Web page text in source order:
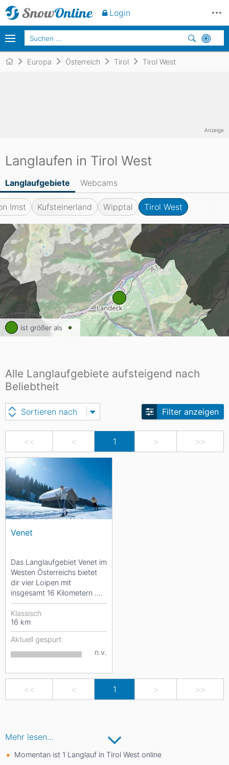
Europa Österreich Tirol Tirol West
Langlaufen in Tirol West
Langlaufgebiete Webcams
Imst Kufsteinerland Wipptal Tirol West
ist größer als
Alle Langlaufgebiete aufsteigend nach
Beliebtheit
<< < 1 > >>
Sortieren nach Filter anzeigen
Venet
Das Langlaufgebiet Venet im
Westen Österreichs bietet
dir vier Loipen mit
insgesamt 16 Kilometern .
Die Strecken sind allesamt
leicht, also...
Klassisch
16 km
Aktuell gespurt
n.v.
<< < 1 > >>
Anzeige
Mehr lesen...
Momentan ist 1 Langlauf in Tirol West online
Login